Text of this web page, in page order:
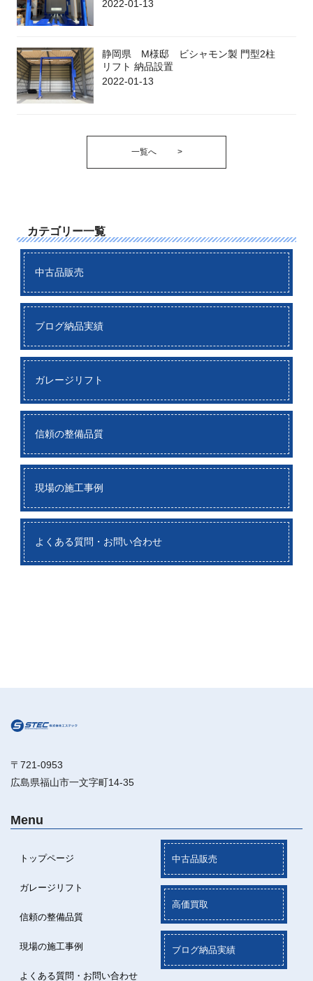
2022-01-13
静岡県 M様邸 ビシャモン製 門型2柱
リフト 納品設置
2022-01-13
一覧へ >
カテゴリー一覧
中古品販売
ブログ納品実績
ガレージリフト
信頼の整備品質
現場の施工事例
よくある質問・お問い合わせ
〒721-0953
広島県福山市一文字町14-35
Menu
トップページ
ガレージリフト
信頼の整備品質
現場の施工事例
よくある質問・お問い合わせ
中古品販売
高価買取
ブログ納品実績